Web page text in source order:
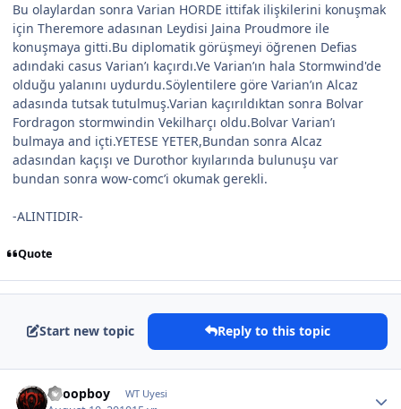
Bu olaylardan sonra Varian HORDE ittifak ilişkilerini konuşmak
için Theremore adasınan Leydisi Jaina Proudmore ile
konuşmaya gitti.Bu diplomatik görüşmeyi öğrenen Defias
adındaki casus Varian’ı kaçırdı.Ve Varian’ın hala Stormwind'de
olduğu yalanını uydurdu.Söylentilere göre Varian’ın Alcaz
adasında tutsak tutulmuş.Varian kaçırıldıktan sonra Bolvar
Fordragon stormwindin Vekilharçı oldu.Bolvar Varian’ı
bulmaya and içti.YETESE YETER,Bundan sonra Alcaz
adasından kaçışı ve Durothor kıyılarında bulunuşu var
bundan sonra wow-comc’i okumak gerekli.
-ALINTIDIR-
Quote
Start new topic Reply to this topic
Snoopboy WT Uyesi